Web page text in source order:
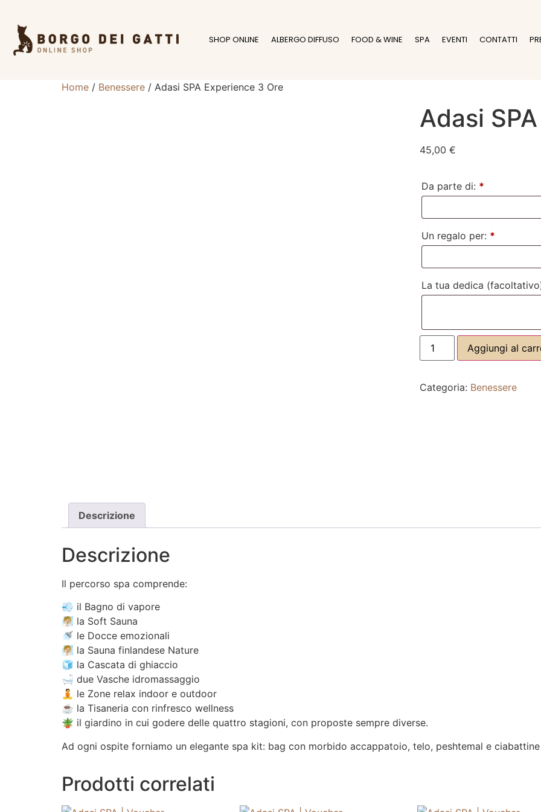
SHOP ONLINE ALBERGO DIFFUSO FOOD & WINE SPA EVENTI CONTATTI
Home / Benessere / Adasi SPA Experience 3 Ore
Adasi
45,00 €
Da parte di: *
Un regalo per: *
La tua dedica
Aggiungi al
Categoria: Benessere
Descrizione
Descrizione
Il percorso spa comprende:
💨 il Bagno di vapore
🧖🏼 la Soft Sauna
🚿 le Docce emozionali
🧖🏼 la Sauna finlandese Nature
🧊 la Cascata di ghiaccio
🛁 due Vasche idromassaggio
🧘 le Zone relax indoor e outdoor
☕️ la Tisaneria con rinfresco wellness
🪴 il giardino in cui godere delle quattro stagioni, con proposte sempre diverse.
Ad ogni ospite forniamo un elegante spa kit: bag con morbido accappatoio, telo, peshtemal e
Prodotti correlati